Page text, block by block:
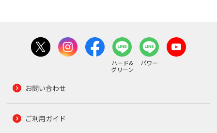
ハード&
グリーン
パワー
お問い合わせ
ご利用ガイド